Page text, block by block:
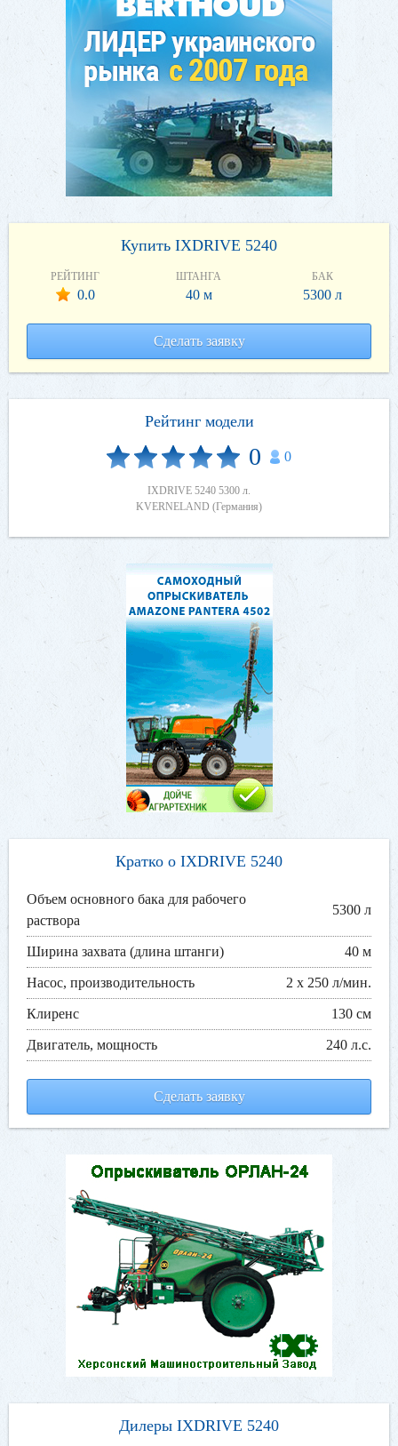
Купить IXDRIVE 5240
РЕЙТИНГ
0.0
ШТАНГА
40 м
БАК
5300 л
Сделать заявку
Рейтинг модели
0 0
IXDRIVE 5240 5300 л.
KVERNELAND (Германия)
Кратко о IXDRIVE 5240
Объем основного бака для рабочего
раствора
5300 л
Ширина захвата (длина штанги) 40 м
Насос, производительность 2 х 250 л/мин.
Клиренс 130 см
Двигатель, мощность 240 л.с.
Сделать заявку
Дилеры IXDRIVE 5240